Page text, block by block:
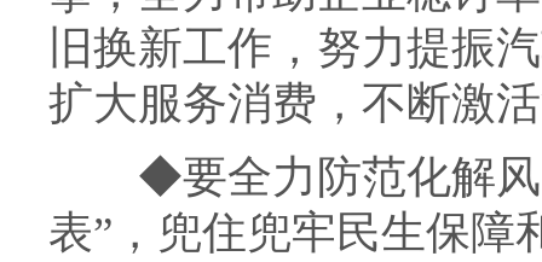
旧换新工作，努力提振
扩大服务消费，不断激
◆要全力防范化解
表”，兜住兜牢民生保障